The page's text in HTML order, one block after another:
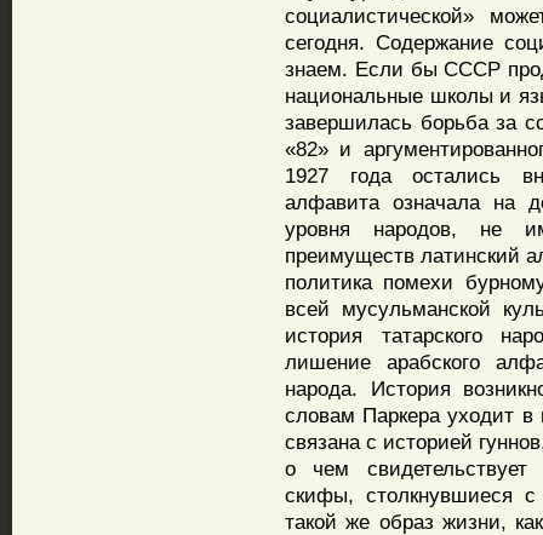
социалистической»
сегодня. Содержание
знаем. Если бы СССР
национальные школы и
завершилась борьба за
«82» и
1927 года остались
алфавита означала на
уровня народов, не
преимуществ латинский
политика помехи
всей мусульманской
история татарского
лишение арабского
народа. История
словам Паркера уходит
связана с историей
о чем свидетельствует
скифы, столкнувшиеся
такой же образ жизни,